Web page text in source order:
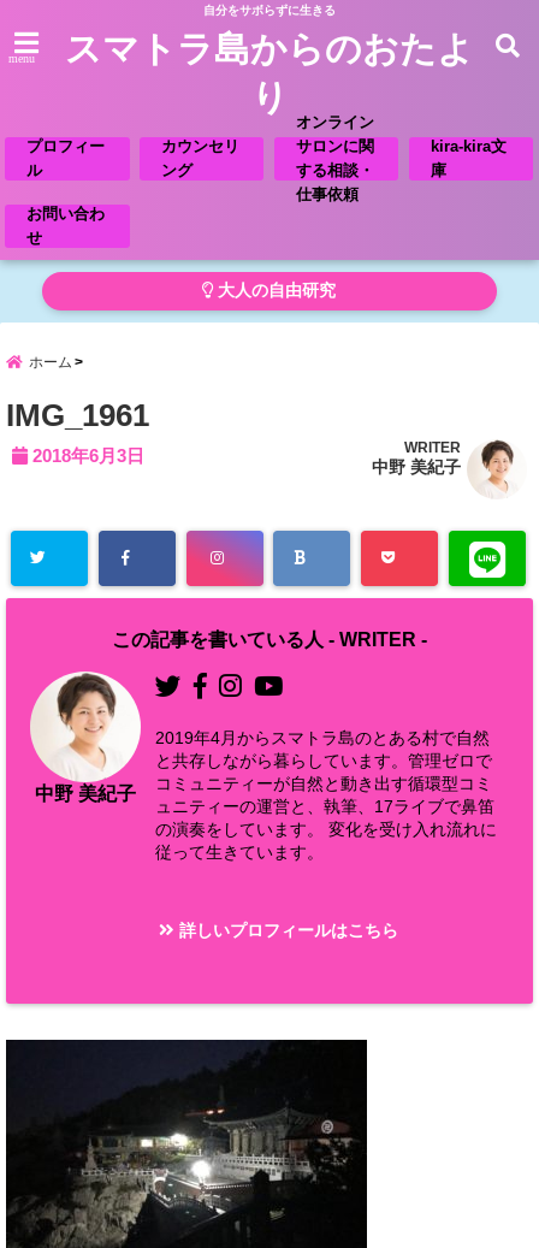
自分をサボらずに生きる
menu
スマトラ島からのおたよ
り
プロフィー
ル
カウンセリ
ング
オンライン
サロンに関
する相談・
仕事依頼
kira-kira文
庫
お問い合わ
せ
大人の自由研究
ホーム
IMG_1961
2018年6月3日 WRITER
中野 美紀子
この記事を書いている人 - WRITER -
中野 美紀子
2019年4月からスマトラ島のとある村で自然
と共存しながら暮らしています。管理ゼロで
コミュニティーが自然と動き出す循環型コミ
ュニティーの運営と、執筆、17ライブで鼻笛
の演奏をしています。 変化を受け入れ流れに
従って生きています。
詳しいプロフィールはこちら